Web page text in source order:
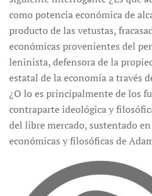
como potencia económica de
producto de las vetustas,
económicas provenientes del
leninista, defensora de la
estatal de la economía a través
¿O lo es principalmente de los
contraparte ideológica y
del libre mercado, sustentado
económicas y filosóficas de